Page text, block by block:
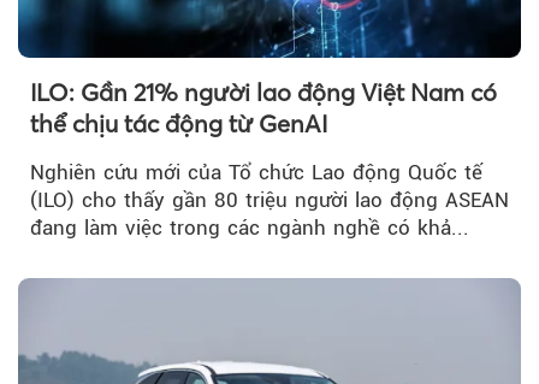
ILO: Gần 21% người lao động Việt Nam có
thể chịu tác động từ GenAI
Nghiên cứu mới của Tổ chức Lao động Quốc tế
(ILO) cho thấy gần 80 triệu người lao động ASEAN
đang làm việc trong các ngành nghề có khả...